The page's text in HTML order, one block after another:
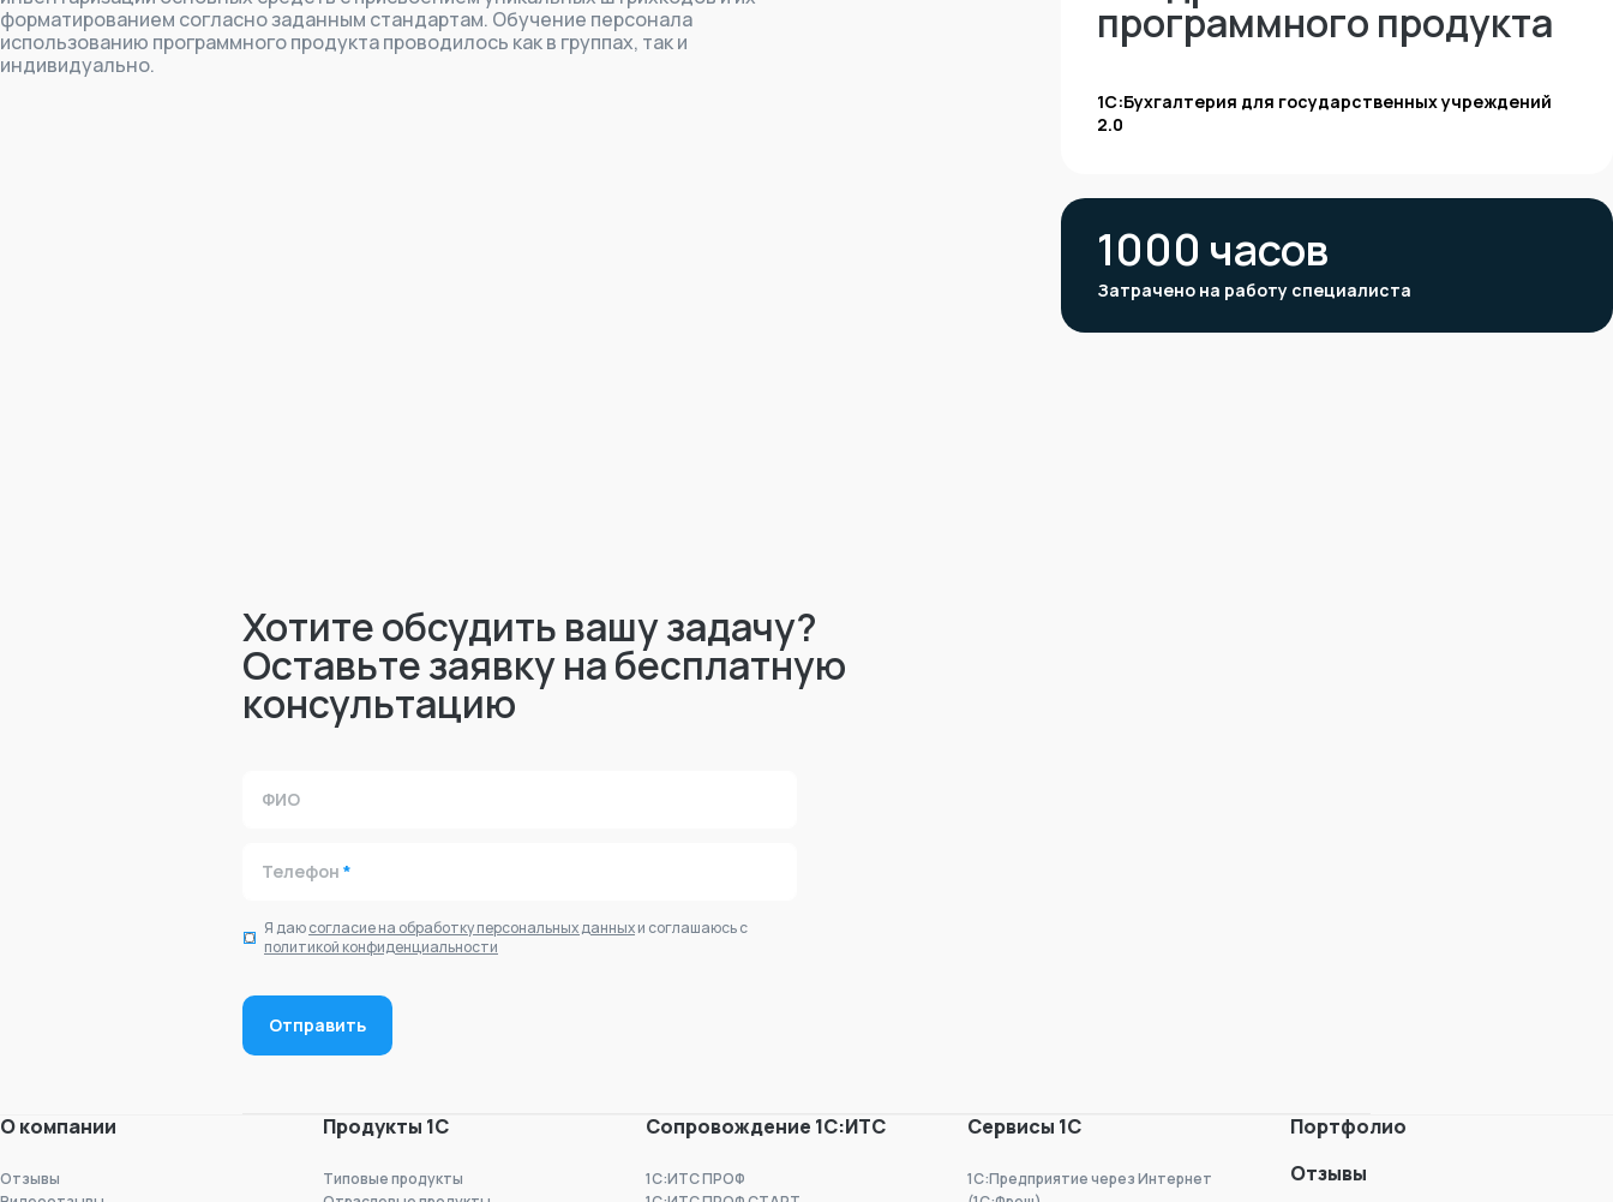
форматированием согласно заданным стандартам. Обучение персонала
использованию программного продукта проводилось как в группах, так и
индивидуально.
программного продукта
1С:Бухгалтерия для государственных учреждений
2.0
1000 часов
Затрачено на работу специалиста
Хотите обсудить вашу задачу?
Оставьте заявку на бесплатную
консультацию
ФИО
Телефон *
Я даюсогласие на обработку персональных данныхи соглашаюсь с
политикой конфиденциальности
О компании
Отзывы
Продукты 1С
Типовые продукты
Сопровождение 1С:ИТС
1С:ИТС ПРОФ
Сервисы 1С
1С:Предприятие через Интернет
Портфолио
Отзывы